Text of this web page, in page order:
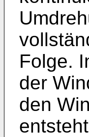
Folge.
der
den